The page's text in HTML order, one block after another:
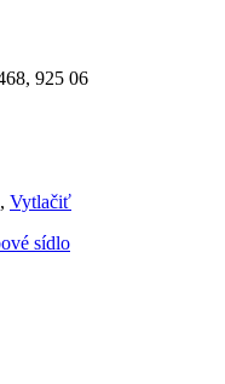
925 06
, Vytlačiť
sídlo